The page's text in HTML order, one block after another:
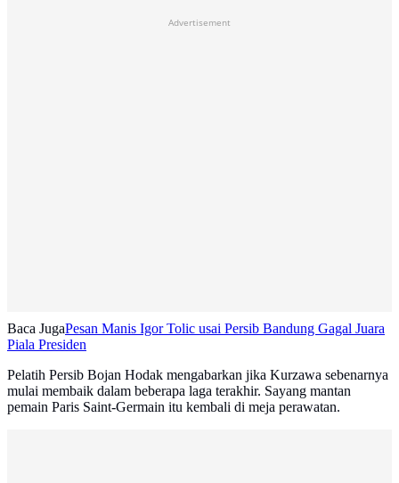
Advertisement
Baca JugaPesan Manis Igor Tolic usai Persib Bandung Gagal Juara
Piala Presiden
Pelatih Persib Bojan Hodak mengabarkan jika Kurzawa sebenarnya
mulai membaik dalam beberapa laga terakhir. Sayang mantan
pemain Paris Saint-Germain itu kembali di meja perawatan.